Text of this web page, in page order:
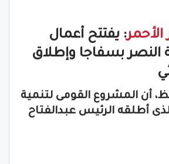
: يفتتح أعمال
النصر بسفاجا وإطلاق
أن المشروع القومى لتنمية
أطلقه الرئيس عبدالفتاح